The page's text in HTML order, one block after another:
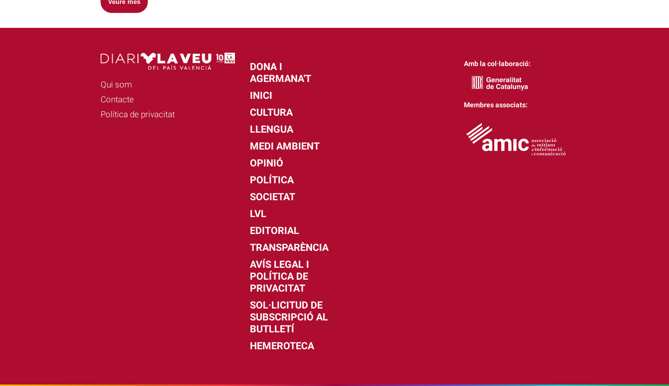
Veure més
Qui som
Contacte
Política de privacitat
DONA I
AGERMANA'T
INICI
CULTURA
LLENGUA
MEDI AMBIENT
OPINIÓ
POLÍTICA
SOCIETAT
LVL
EDITORIAL
TRANSPARÈNCIA
AVÍS LEGAL I
POLÍTICA DE
PRIVACITAT
SOL·LICITUD DE
SUBSCRIPCIÓ AL
BUTLLETÍ
HEMEROTECA
Amb la col·laboració:
Membres associats: